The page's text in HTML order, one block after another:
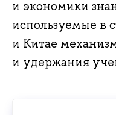
и экономики
используемые в
и Китае
и удержания